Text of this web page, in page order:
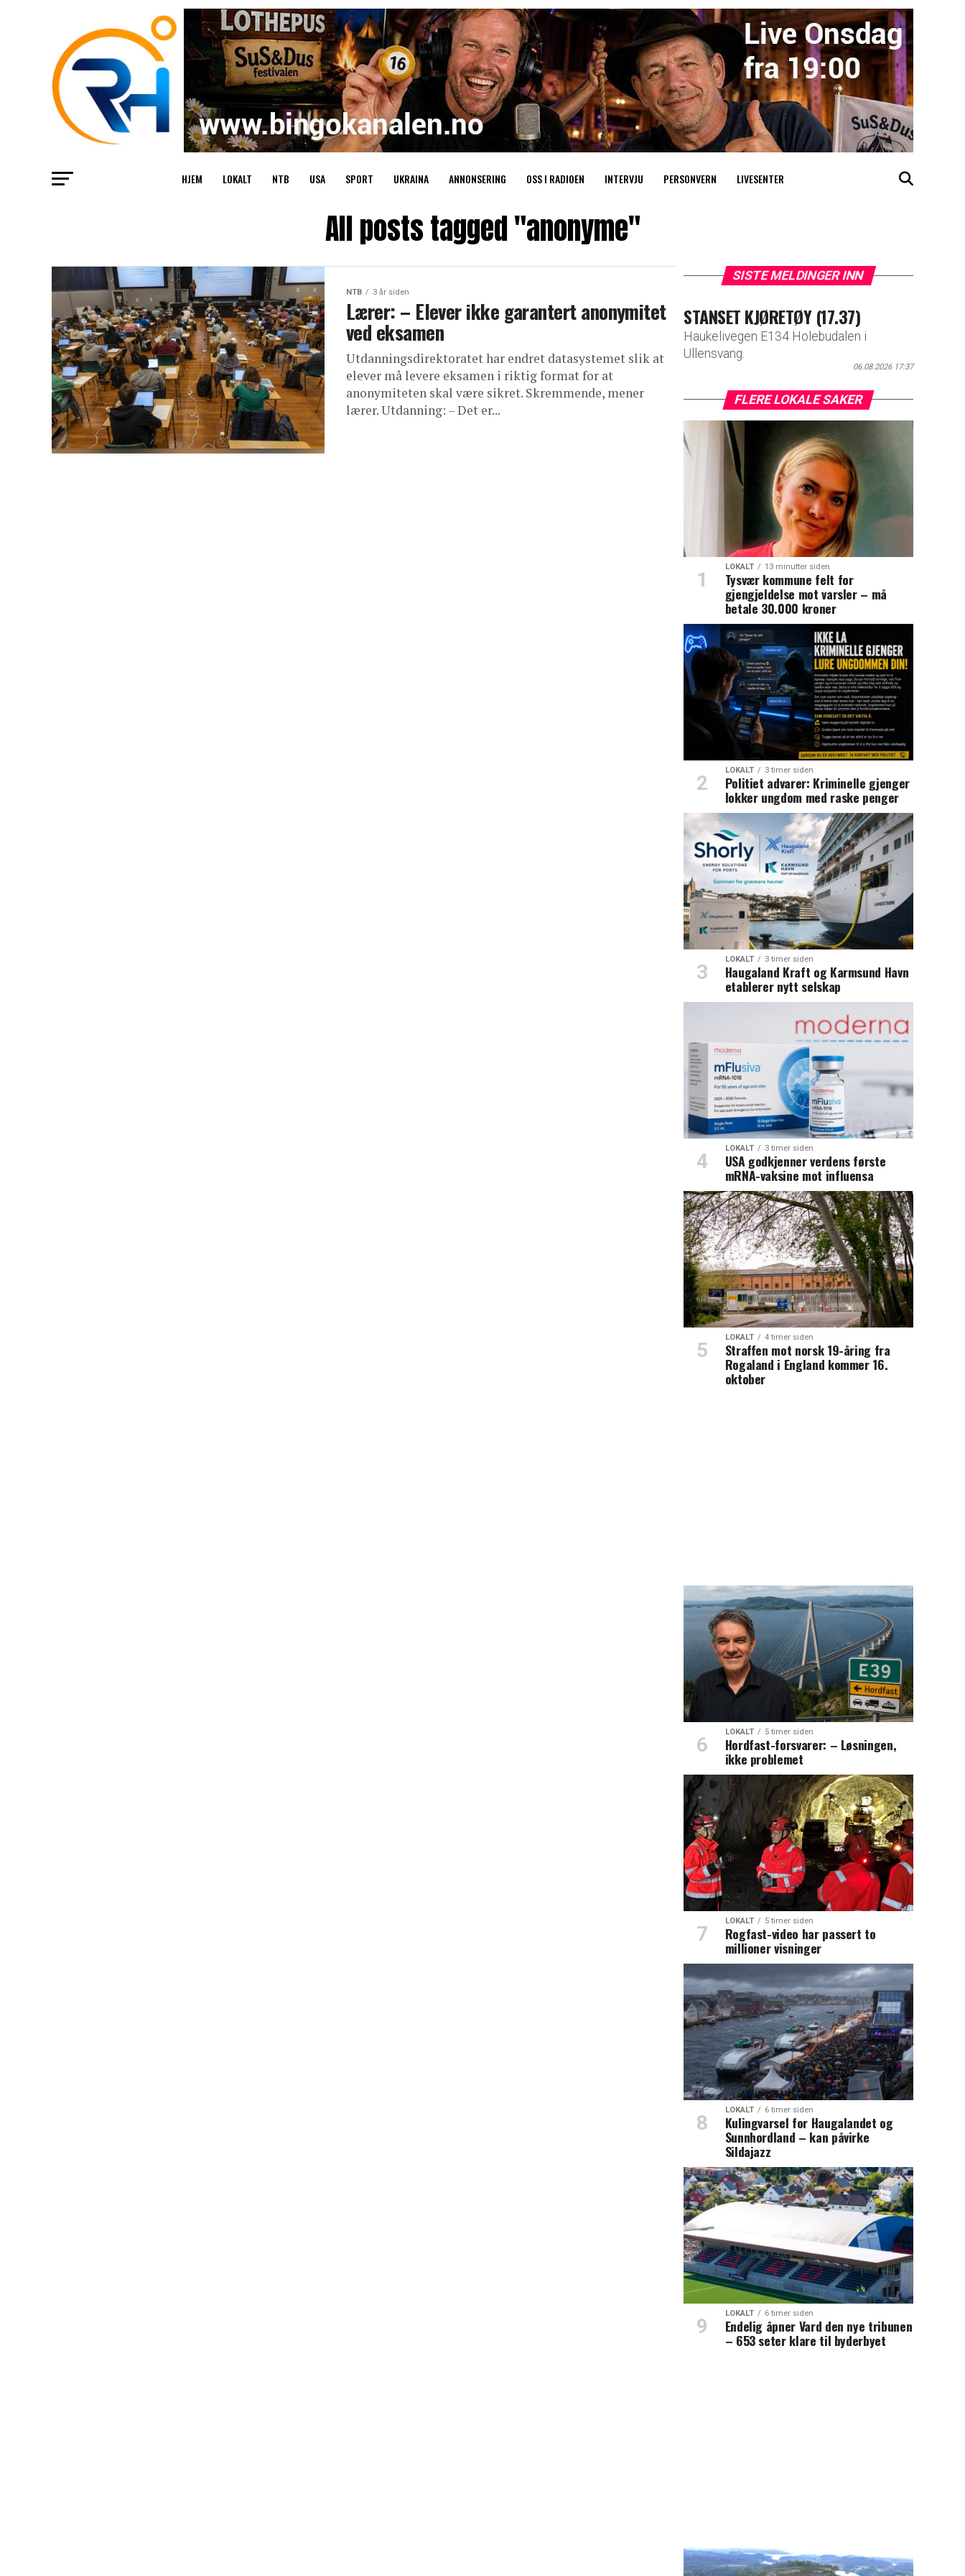
HJEM LOKALT NTB USA SPORT UKRAINA ANNONSERING OSS I RADIOEN INTERVJU PERSONVERN LIVESENTER
All posts tagged "anonyme"
NTB 3 år siden
Lærer: – Elever ikke garantert anonymitet
ved eksamen
Utdanningsdirektoratet har endret datasystemet slik at
elever må levere eksamen i riktig format for at
anonymiteten skal være sikret. Skremmende, mener
lærer. Utdanning: – Det er...
SISTE MELDINGER INN
STANSET KJØRETØY (17.37)
Haukelivegen E134 Holebudalen i
Ullensvang.
06.08.2026 17:37
FLERE LOKALE SAKER
LOKALT 13 minutter siden
Tysvær kommune felt for
gjengjeldelse mot varsler – må
betale 30.000 kroner
LOKALT 3 timer siden
Politiet advarer: Kriminelle gjenger
lokker ungdom med raske penger
LOKALT 3 timer siden
Haugaland Kraft og Karmsund Havn
etablerer nytt selskap
LOKALT 3 timer siden
USA godkjenner verdens første
mRNA-vaksine mot influensa
LOKALT 4 timer siden
Straffen mot norsk 19-åring fra
Rogaland i England kommer 16.
oktober
LOKALT 5 timer siden
Hordfast-forsvarer: – Løsningen,
ikke problemet
LOKALT 5 timer siden
Rogfast-video har passert to
millioner visninger
LOKALT 6 timer siden
Kulingvarsel for Haugalandet og
Sunnhordland – kan påvirke
Sildajazz
LOKALT 6 timer siden
Endelig åpner Vard den nye tribunen
– 653 seter klare til byderbyet